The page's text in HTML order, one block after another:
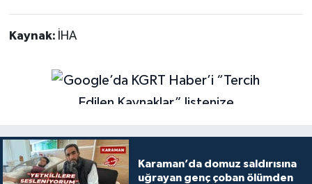
Kaynak: İHA
Karaman’da domuz saldırısına
uğrayan genç çoban ölümden